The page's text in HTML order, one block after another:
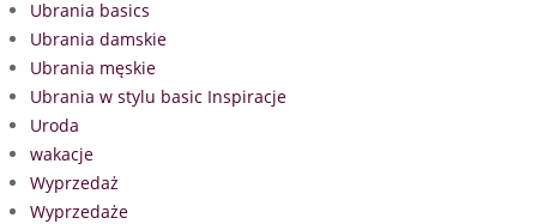
Ubrania basics
Ubrania damskie
Ubrania męskie
Ubrania w stylu basic Inspiracje
Uroda
wakacje
Wyprzedaż
Wyprzedaże